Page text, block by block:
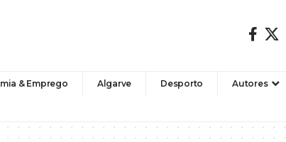
& Emprego Algarve Desporto Autores